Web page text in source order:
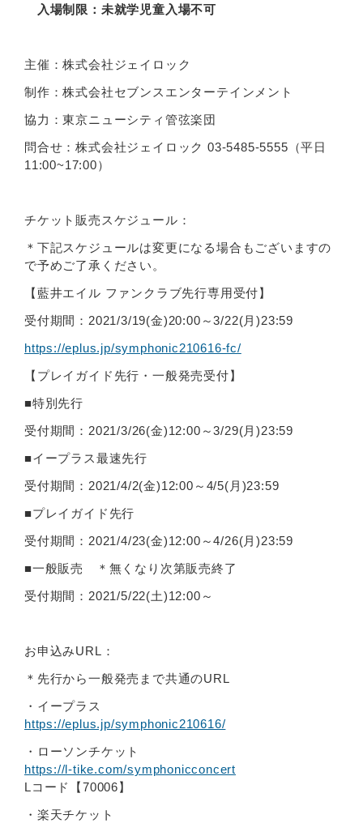
入場制限：未就学児童入場不可
主催：株式会社ジェイロック
制作：株式会社セブンスエンターテインメント
協力：東京ニューシティ管弦楽団
問合せ：株式会社ジェイロック 03-5485-5555（平日
11:00~17:00）
チケット販売スケジュール：
＊下記スケジュールは変更になる場合もございますの
で予めご了承ください。
【藍井エイル ファンクラブ先行専用受付】
受付期間：2021/3/19(金)20:00～3/22(月)23:59
https://eplus.jp/symphonic210616-fc/
【プレイガイド先行・一般発売受付】
■特別先行
受付期間：2021/3/26(金)12:00～3/29(月)23:59
■イープラス最速先行
受付期間：2021/4/2(金)12:00～4/5(月)23:59
■プレイガイド先行
受付期間：2021/4/23(金)12:00～4/26(月)23:59
■一般販売 ＊無くなり次第販売終了
受付期間：2021/5/22(土)12:00～
お申込みURL：
＊先行から一般発売まで共通のURL
・イープラス
https://eplus.jp/symphonic210616/
・ローソンチケット
https://l-tike.com/symphonicconcert
Lコード【70006】
・楽天チケット